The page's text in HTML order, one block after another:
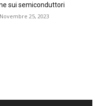
sui semiconduttori
Novembre 25, 2023